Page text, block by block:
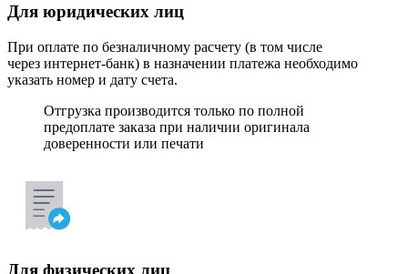
Для юридических лиц
При оплате по безналичному расчету (в том числе
через интернет-банк) в назначении платежа необходимо
указать номер и дату счета.
Отгрузка производится только по полной
предоплате заказа при наличии оригинала
доверенности или печати
Для физических лиц